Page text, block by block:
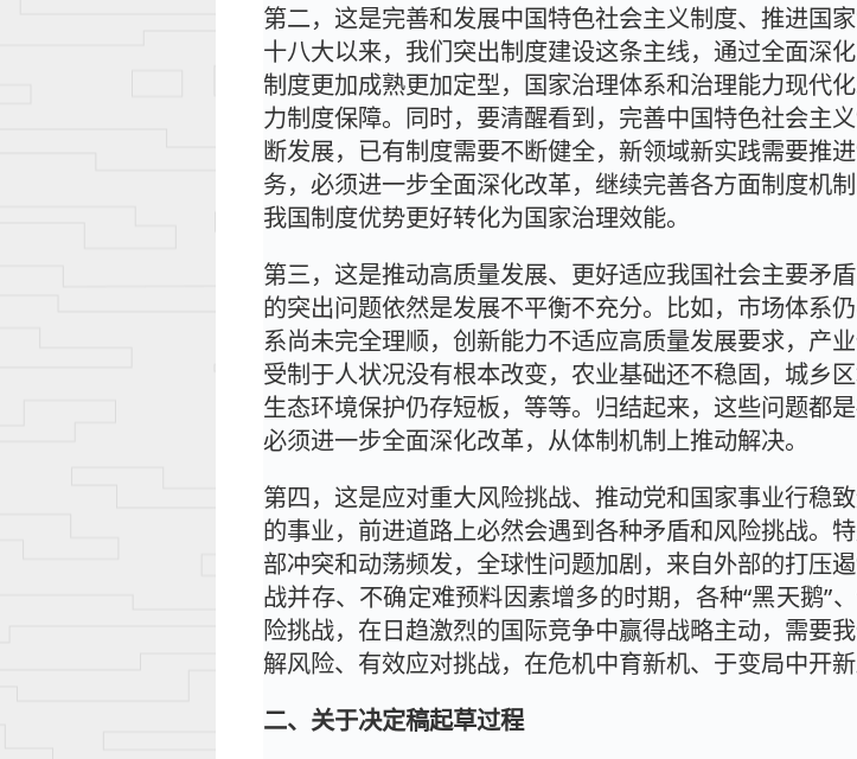
第二，这是完善和发展中国特色社会主义制度、推进国
十八大以来，我们突出制度建设这条主线，通过全面深
制度更加成熟更加定型，国家治理体系和治理能力现代
力制度保障。同时，要清醒看到，完善中国特色社会主
断发展，已有制度需要不断健全，新领域新实践需要推
务，必须进一步全面深化改革，继续完善各方面制度机
我国制度优势更好转化为国家治理效能。
第三，这是推动高质量发展、更好适应我国社会主要矛
的突出问题依然是发展不平衡不充分。比如，市场体系
系尚未完全理顺，创新能力不适应高质量发展要求，产
受制于人状况没有根本改变，农业基础还不稳固，城乡
生态环境保护仍存短板，等等。归结起来，这些问题都
必须进一步全面深化改革，从体制机制上推动解决。
第四，这是应对重大风险挑战、推动党和国家事业行稳
的事业，前进道路上必然会遇到各种矛盾和风险挑战。
部冲突和动荡频发，全球性问题加剧，来自外部的打压
战并存、不确定难预料因素增多的时期，各种“黑天鹅”
险挑战，在日趋激烈的国际竞争中赢得战略主动，需要
解风险、有效应对挑战，在危机中育新机、于变局中开新
二、关于决定稿起草过程